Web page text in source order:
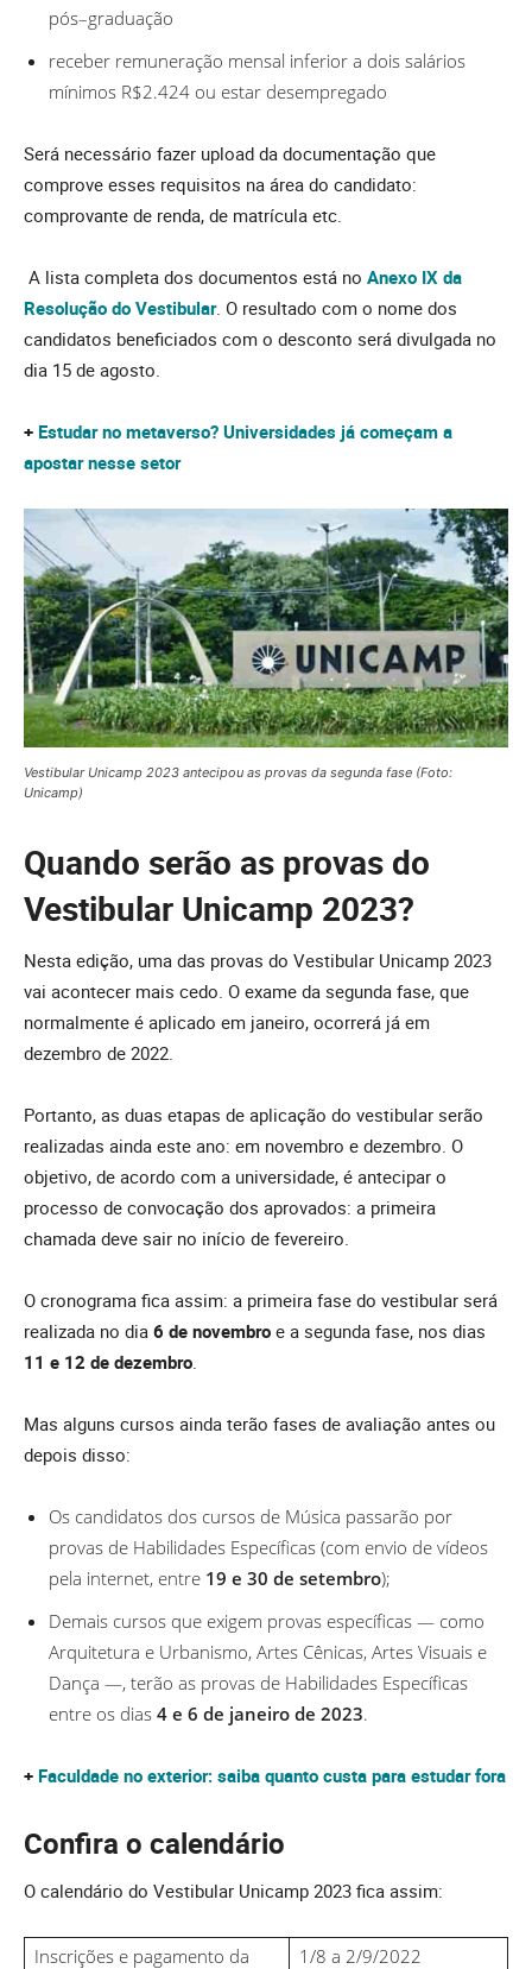
pós–graduação
receber remuneração mensal inferior a dois salários
mínimos R$2.424 ou estar desempregado
Será necessário fazer upload da documentação que
comprove esses requisitos na área do candidato:
comprovante de renda, de matrícula etc.
A lista completa dos documentos está no Anexo IX da
Resolução do Vestibular. O resultado com o nome dos
candidatos beneficiados com o desconto será divulgada no
dia 15 de agosto.
+ Estudar no metaverso? Universidades já começam a
apostar nesse setor
Vestibular Unicamp 2023 antecipou as provas da segunda fase (Foto:
Unicamp)
Quando serão as provas do
Vestibular Unicamp 2023?
Nesta edição, uma das provas do Vestibular Unicamp 2023
vai acontecer mais cedo. O exame da segunda fase, que
normalmente é aplicado em janeiro, ocorrerá já em
dezembro de 2022.
Portanto, as duas etapas de aplicação do vestibular serão
realizadas ainda este ano: em novembro e dezembro. O
objetivo, de acordo com a universidade, é antecipar o
processo de convocação dos aprovados: a primeira
chamada deve sair no início de fevereiro.
O cronograma fica assim: a primeira fase do vestibular será
realizada no dia 6 de novembro e a segunda fase, nos dias
11 e 12 de dezembro
Mas alguns cursos ainda terão fases de avaliação antes ou
depois disso:
Os candidatos dos cursos de Música passarão por
provas de Habilidades Específicas (com envio de vídeos
pela internet, entre 19 e 30 de setembro);
Demais cursos que exigem provas específicas — como
Arquitetura e Urbanismo, Artes Cênicas, Artes Visuais e
Dança —, terão as provas de Habilidades Específicas
entre os dias 4 e 6 de janeiro de 2023.
+ Faculdade no exterior: saiba quanto custa para estudar fora
Confira o calendário
O calendário do Vestibular Unicamp 2023 fica assim:
Inscrições e pagamento da
1/8 a 2/9/2022